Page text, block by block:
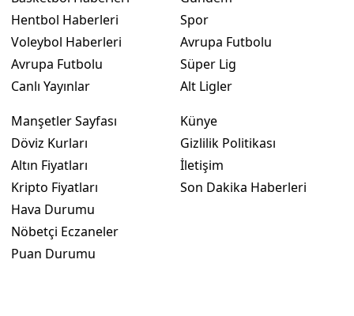
Hentbol Haberleri
Voleybol Haberleri
Avrupa Futbolu
Canlı Yayınlar
Spor
Avrupa Futbolu
Süper Lig
Alt Ligler
Manşetler Sayfası
Döviz Kurları
Altın Fiyatları
Kripto Fiyatları
Hava Durumu
Nöbetçi Eczaneler
Puan Durumu
Künye
Gizlilik Politikası
İletişim
Son Dakika Haberleri